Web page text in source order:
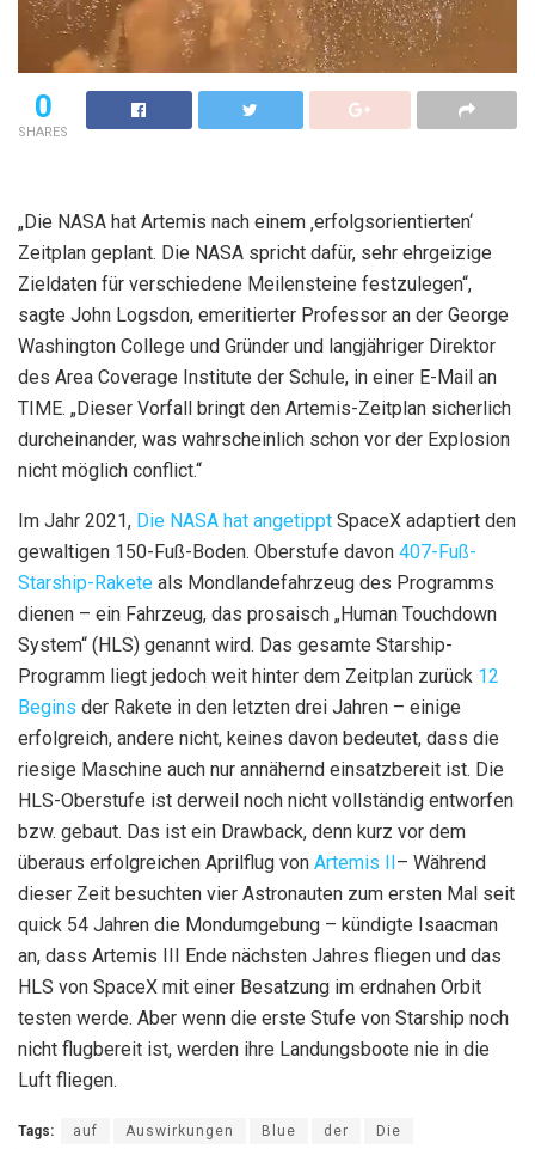
0
SHARES
„Die NASA hat Artemis nach einem ‚erfolgsorientierten‘
Zeitplan geplant. Die NASA spricht dafür, sehr ehrgeizige
Zieldaten für verschiedene Meilensteine ​​festzulegen“,
sagte John Logsdon, emeritierter Professor an der George
Washington College und Gründer und langjähriger Direktor
des Area Coverage Institute der Schule, in einer E-Mail an
TIME. „Dieser Vorfall bringt den Artemis-Zeitplan sicherlich
durcheinander, was wahrscheinlich schon vor der Explosion
nicht möglich conflict.“
Im Jahr 2021, Die NASA hat angetippt SpaceX adaptiert den
gewaltigen 150-Fuß-Boden. Oberstufe davon 407-Fuß-
Starship-Rakete als Mondlandefahrzeug des Programms
dienen – ein Fahrzeug, das prosaisch „Human Touchdown
System“ (HLS) genannt wird. Das gesamte Starship-
Programm liegt jedoch weit hinter dem Zeitplan zurück 12
Begins der Rakete in den letzten drei Jahren – einige
erfolgreich, andere nicht, keines davon bedeutet, dass die
riesige Maschine auch nur annähernd einsatzbereit ist. Die
HLS-Oberstufe ist derweil noch nicht vollständig entworfen
bzw. gebaut. Das ist ein Drawback, denn kurz vor dem
überaus erfolgreichen Aprilflug von Artemis II– Während
dieser Zeit besuchten vier Astronauten zum ersten Mal seit
quick 54 Jahren die Mondumgebung – kündigte Isaacman
an, dass Artemis III Ende nächsten Jahres fliegen und das
HLS von SpaceX mit einer Besatzung im erdnahen Orbit
testen werde. Aber wenn die erste Stufe von Starship noch
nicht flugbereit ist, werden ihre Landungsboote nie in die
Luft fliegen.
Tags: auf Auswirkungen Blue der Die